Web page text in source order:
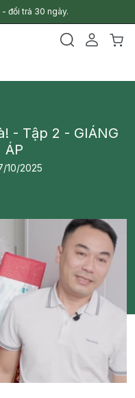
đổi trả 30 ngày.
- Tập 2 - GIÁNG
ÁP
10/2025